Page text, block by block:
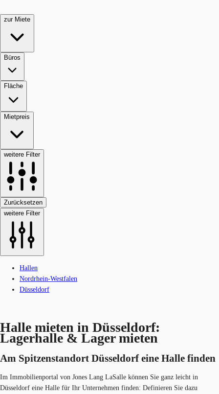
zur Miete
Büros
Fläche
Mietpreis
weitere Filter
Zurücksetzen
weitere Filter
Hallen
Nordrhein-Westfalen
Düsseldorf
Halle mieten in Düsseldorf:
Lagerhalle & Lager mieten
Am Spitzenstandort Düsseldorf eine Halle finden
Im Immobilienportal von Jones Lang LaSalle können Sie ganz leicht in
Düsseldorf eine Halle für Ihr Unternehmen finden: Definieren Sie dazu